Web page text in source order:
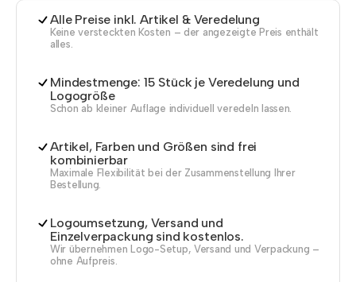
Alle Preise inkl. Artikel & Veredelung
Keine versteckten Kosten – der angezeigte Preis enthält
alles.
Mindestmenge: 15 Stück je Veredelung und
Logogröße
Schon ab kleiner Auflage individuell veredeln lassen.
Artikel, Farben und Größen sind frei
kombinierbar
Maximale Flexibilität bei der Zusammenstellung Ihrer
Bestellung.
Logoumsetzung, Versand und
Einzelverpackung sind kostenlos.
Wir übernehmen Logo-Setup, Versand und Verpackung –
ohne Aufpreis.